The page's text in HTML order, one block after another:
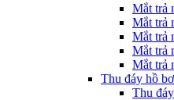
Mắt trả
Mắt trả
Mắt trả
Mắt trả
Mắt trả
Thu đáy hồ
Thu